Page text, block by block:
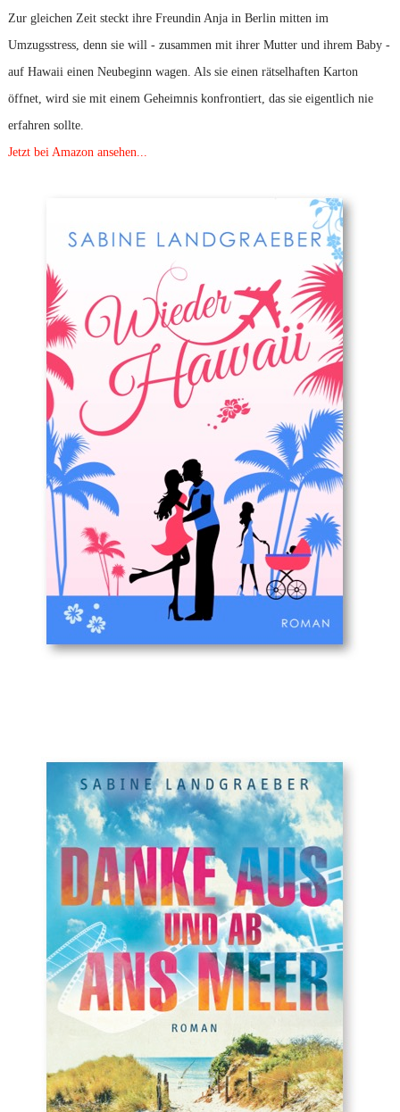
Zur gleichen Zeit steckt ihre Freundin Anja in Berlin mitten im
Umzugsstress, denn sie will - zusammen mit ihrer Mutter und ihrem Baby -
auf Hawaii einen Neubeginn wagen. Als sie einen rätselhaften Karton
öffnet, wird sie mit einem Geheimnis konfrontiert, das sie eigentlich nie
erfahren sollte.
Jetzt bei Amazon ansehen...